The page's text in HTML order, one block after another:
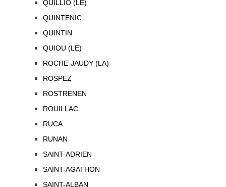
QUILLIO (LE)
QUINTENIC
QUINTIN
QUIOU (LE)
ROCHE-JAUDY (LA)
ROSPEZ
ROSTRENEN
ROUILLAC
RUCA
RUNAN
SAINT-ADRIEN
SAINT-AGATHON
SAINT-ALBAN